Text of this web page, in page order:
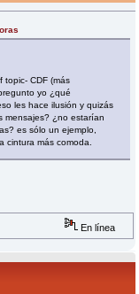
topic- CDF (más
yo ¿qué
les hace ilusión y quizás
mensajes? ¿no estarían
es sólo un ejemplo,
cintura más comoda.
En línea